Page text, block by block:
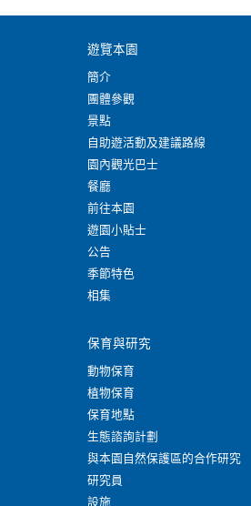
遊覽本園
簡介
團體參觀
景點
自助遊活動及建議路線
園內觀光巴士
餐廳
前往本園
遊園小貼士
公告
季節特色
相集
保育與研究
動物保育
植物保育
保育地點
生態諮詢計劃
與本園自然保護區的合作研究
研究員
設施